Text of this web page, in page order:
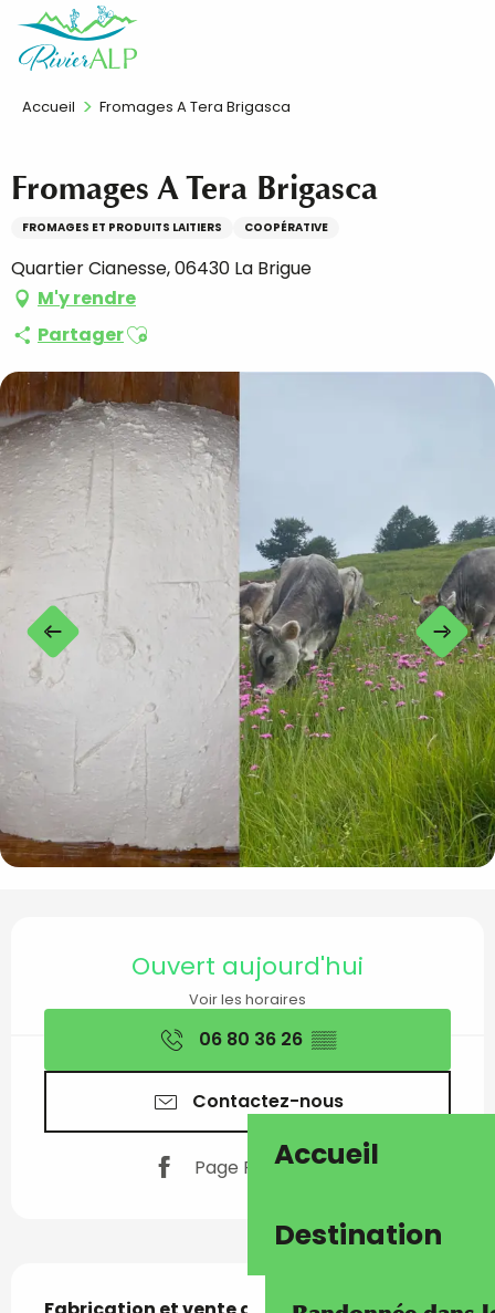
contenu
FR
Accueil
Destination
Accueil Fromages A Tera Brigasca
Fromages A Tera Brigasca
FROMAGES ET PRODUITS LAITIERS COOPÉRATIVE
Quartier Cianesse, 06430 La Brigue
M'y rendre
PartagerAjouter aux favoris
Ouverture et
Ouvert aujourd'hui
Voir les horaires
06 80 36 26 ▒▒
Contactez-nous
Page Facebook
Description